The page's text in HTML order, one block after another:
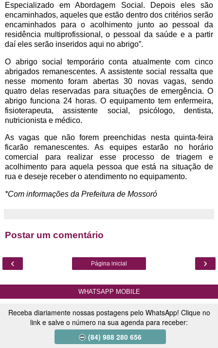
Especializado em Abordagem Social. Depois eles são
encaminhados, aqueles que estão dentro dos critérios serão
encaminhados para o acolhimento junto ao pessoal da
residência multiprofissional, o pessoal da saúde e a partir
daí eles serão inseridos aqui no abrigo”.
O abrigo social temporário conta atualmente com cinco
abrigados remanescentes. A assistente social ressalta que
nesse momento foram abertas 30 novas vagas, sendo
quatro delas reservadas para situações de emergência. O
abrigo funciona 24 horas. O equipamento tem enfermeira,
fisioterapeuta, assistente social, psicólogo, dentista,
nutricionista e médico.
As vagas que não forem preenchidas nesta quinta-feira
ficarão remanescentes. As equipes estarão no horário
comercial para realizar esse processo de triagem e
acolhimento para aquela pessoa que está na situação de
rua e deseje receber o atendimento no equipamento.
*Com informações da Prefeitura de Mossoró
Postar um comentário
‹ ›
Página inicial
WHATSAPP MOBILE
Receba diariamente nossas postagens pelo WhatsApp! Clique no
link e salve o número na sua agenda para receber:
(84) 988 280 656